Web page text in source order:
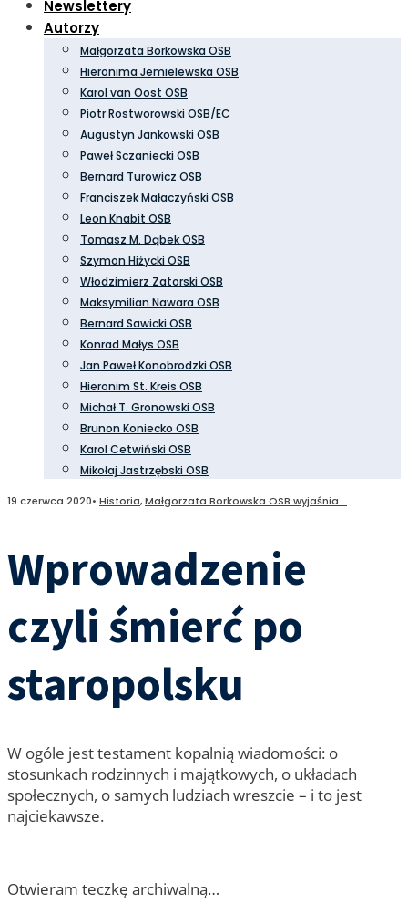
Newslettery
Autorzy
Małgorzata Borkowska OSB
Hieronima Jemielewska OSB
Karol van Oost OSB
Piotr Rostworowski OSB/EC
Augustyn Jankowski OSB
Paweł Sczaniecki OSB
Bernard Turowicz OSB
Franciszek Małaczyński OSB
Leon Knabit OSB
Tomasz M. Dąbek OSB
Szymon Hiżycki OSB
Włodzimierz Zatorski OSB
Maksymilian Nawara OSB
Bernard Sawicki OSB
Konrad Małys OSB
Jan Paweł Konobrodzki OSB
Hieronim St. Kreis OSB
Michał T. Gronowski OSB
Brunon Koniecko OSB
Karol Cetwiński OSB
Mikołaj Jastrzębski OSB
19 czerwca 2020• Historia,Małgorzata Borkowska OSB wyjaśnia...
Wprowadzenie
czyli śmierć po
staropolsku
W ogóle jest testament kopalnią wiadomości: o
stosunkach rodzinnych i majątkowych, o układach
społecznych, o samych ludziach wreszcie – i to jest
najciekawsze.
Otwieram teczkę archiwalną…